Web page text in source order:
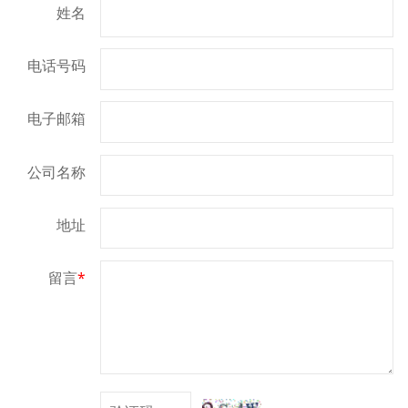
姓名
电话号码
电子邮箱
公司名称
地址
留言*